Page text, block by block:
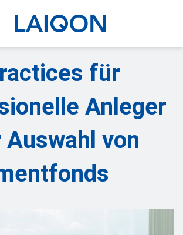
LAIQON
für
Anleger
Auswahl von